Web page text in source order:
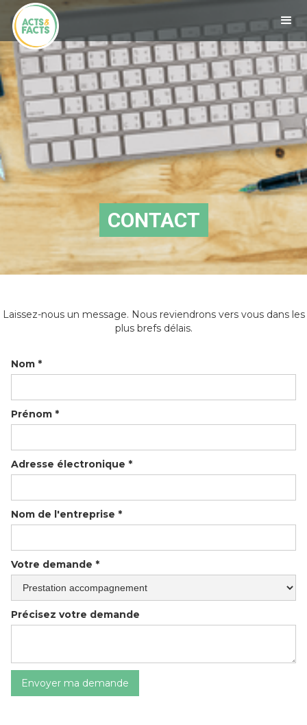
CONTACT
Laissez-nous un message. Nous reviendrons vers vous dans les
plus brefs délais.
Nom *
Prénom *
Adresse électronique *
Nom de l'entreprise *
Votre demande *
Précisez votre demande